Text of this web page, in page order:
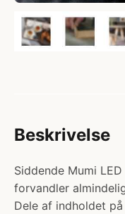
Beskrivelse
Siddende Mumi
forvandler
Dele af indholdet